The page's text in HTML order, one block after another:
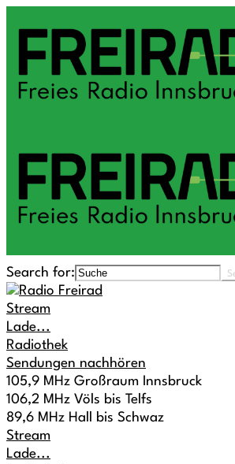
Search for:
Stream
Lade...
Radiothek
Sendungen nachhören
105,9 MHz Großraum Innsbruck
106,2 MHz Völs bis Telfs
89,6 MHz Hall bis Schwaz
Stream
Lade...